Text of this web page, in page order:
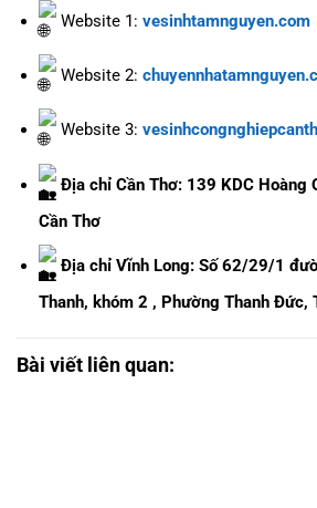
Website 1: vesinhtamnguyen.com
Website 2:
Website 3:
Địa chỉ Cần Thơ: 139 KDC Hoàng
Cần Thơ
Địa chỉ Vĩnh Long: Số 62/29/1
Thanh, khóm 2 , Phường Thanh Đức,
Bài viết liên quan: